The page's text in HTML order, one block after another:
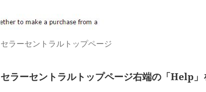
セラーセントラルトップページ
セラーセントラルトップページ右端の「Help」